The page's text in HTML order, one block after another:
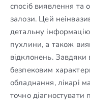
спосіб виявлення та
залози. Цей
детальну
пухлини, а також
відклонень. Завдяки
безпековим
обладнання, лікарі
точно діагностувати